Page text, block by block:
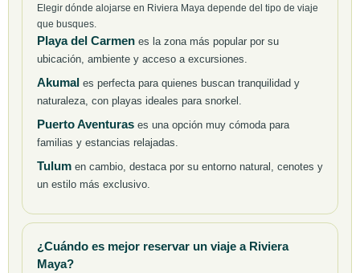
Elegir dónde alojarse en Riviera Maya depende del tipo de viaje
que busques.
Playa del Carmen es la zona más popular por su
ubicación, ambiente y acceso a excursiones.
Akumal es perfecta para quienes buscan tranquilidad y
naturaleza, con playas ideales para snorkel.
Puerto Aventuras es una opción muy cómoda para
familias y estancias relajadas.
Tulum en cambio, destaca por su entorno natural, cenotes y
un estilo más exclusivo.
¿Cuándo es mejor reservar un viaje a Riviera
Maya?